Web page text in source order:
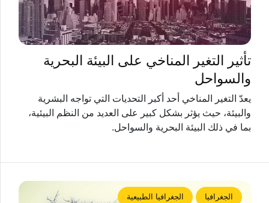
تأثير التغير المناخي على البيئة البحرية
والسواحل
يعدّ التغير المناخي أحد أكبر التحديات التي تواجه البشرية
والبيئة، حيث يؤثر بشكل كبير على العديد من النظم البيئية،
بما في ذلك البيئة البحرية والسواحل.
الجغرافيا الجغرافيا الطبيعية